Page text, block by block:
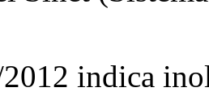
indica